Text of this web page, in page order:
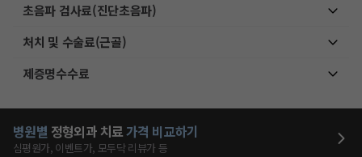
초음파 검사료(진단초음파)
처치 및 수술료(근골)
제증명수수료
병원별 정형외과 치료가격 비교하기
심평원가, 이벤트가, 모두닥 리뷰가 등